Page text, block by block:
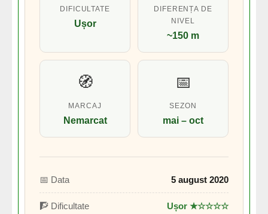
DIFICULTATE
Ușor
DIFERENȚA DE
NIVEL
~150 m
🧭
MARCAJ
Nemarcat
📅
SEZON
mai – oct
📅 Data 5 august 2020
🧗 Dificultate Ușor ★☆☆☆☆